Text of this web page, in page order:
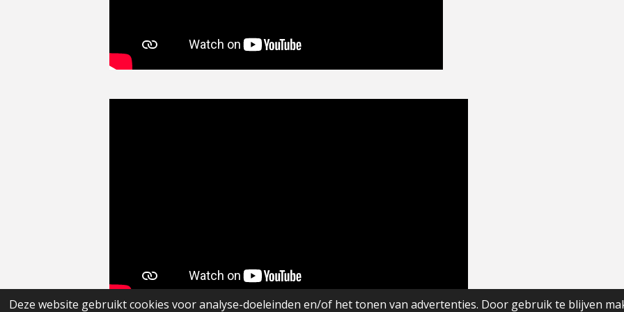
Deze website gebruikt cookies voor analyse-doeleinden en/of het tonen van advertenties. Door gebruik te blijven
© 2020 - 2026 Visservice